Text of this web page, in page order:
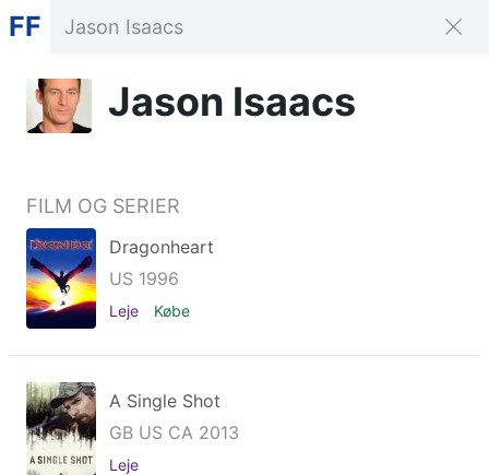
FF
Jason Isaacs
FILM OG SERIER
Dragonheart
US 1996
Leje Købe
A Single Shot
GB US CA 2013
Leje